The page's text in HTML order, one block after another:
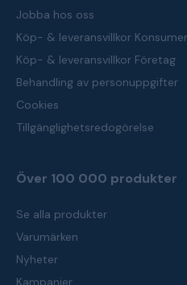
Jobba hos oss
Köp- & leveransvillkor
Köp- & leveransvillkor Företag
Behandling av personuppgifter
Cookies
Tillgänglighetsredogörelse
Över 100 000 produkter
Se alla produkter
Varumärken
Nyheter
Kampanjer